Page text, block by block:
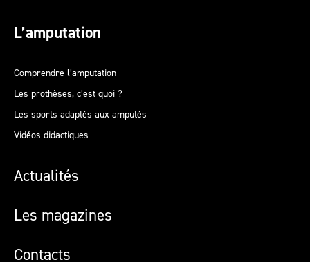
L’amputation
Comprendre l’amputation
Les prothèses, c’est quoi ?
Les sports adaptés aux amputés
Vidéos didactiques
Actualités
Les magazines
Contacts